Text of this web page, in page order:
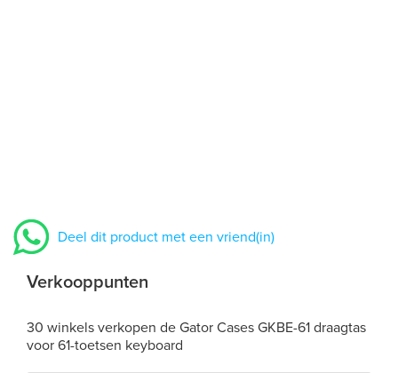
Deel dit product met een vriend(in)
Verkooppunten
30 winkels verkopen de Gator Cases GKBE-61 draagtas
voor 61-toetsen keyboard